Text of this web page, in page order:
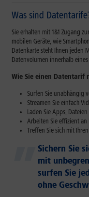
Was sind
Sie erhalten mit 1&1 Zugang
mobilen Geräte, wie
Datenkarte steht Ihnen jeden
Datenvolumen innerhalb
Wie Sie einen Datentarif
Surfen Sie unabhängig
Streamen Sie einfach
Laden Sie Apps,
Arbeiten Sie effizient an
Treffen Sie sich mit
Sichern Sie
mit
surfen Sie
ohne